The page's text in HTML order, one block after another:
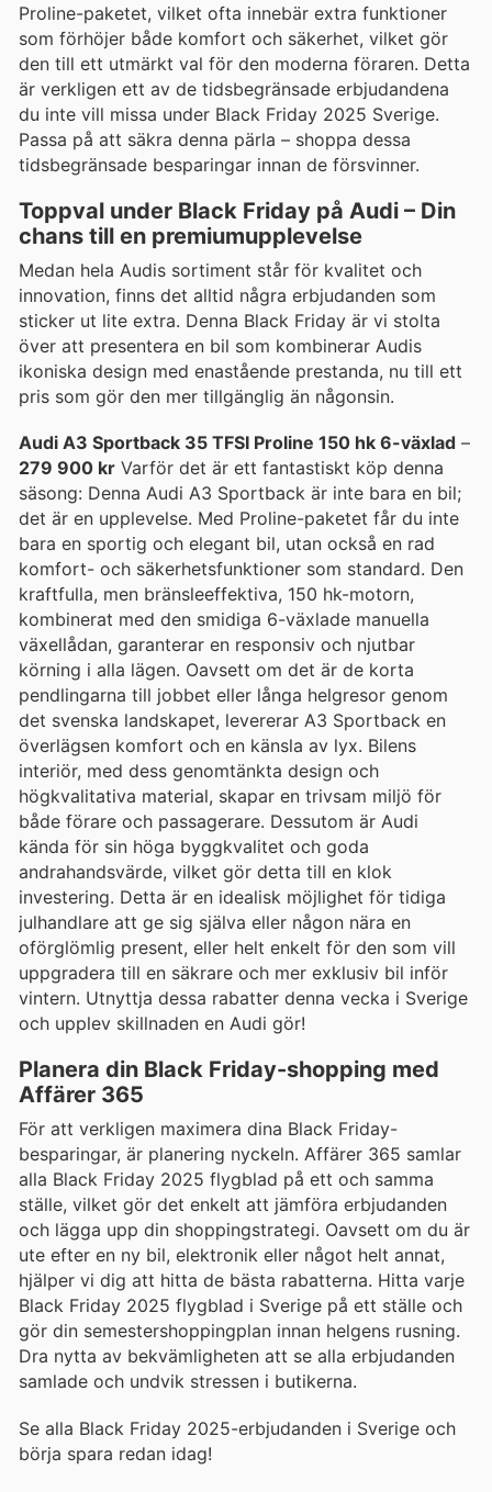
Proline-paketet, vilket ofta innebär extra funktioner
som förhöjer både komfort och säkerhet, vilket gör
den till ett utmärkt val för den moderna föraren. Detta
är verkligen ett av de tidsbegränsade erbjudandena
du inte vill missa under Black Friday 2025 Sverige.
Passa på att säkra denna pärla – shoppa dessa
tidsbegränsade besparingar innan de försvinner.
Toppval under Black Friday på Audi – Din
chans till en premiumupplevelse
Medan hela Audis sortiment står för kvalitet och
innovation, finns det alltid några erbjudanden som
sticker ut lite extra. Denna Black Friday är vi stolta
över att presentera en bil som kombinerar Audis
ikoniska design med enastående prestanda, nu till ett
pris som gör den mer tillgänglig än någonsin.
Audi A3 Sportback 35 TFSI Proline 150 hk 6-växlad –
279 900 kr Varför det är ett fantastiskt köp denna
säsong: Denna Audi A3 Sportback är inte bara en bil;
det är en upplevelse. Med Proline-paketet får du inte
bara en sportig och elegant bil, utan också en rad
komfort- och säkerhetsfunktioner som standard. Den
kraftfulla, men bränsleeffektiva, 150 hk-motorn,
kombinerat med den smidiga 6-växlade manuella
växellådan, garanterar en responsiv och njutbar
körning i alla lägen. Oavsett om det är de korta
pendlingarna till jobbet eller långa helgresor genom
det svenska landskapet, levererar A3 Sportback en
överlägsen komfort och en känsla av lyx. Bilens
interiör, med dess genomtänkta design och
högkvalitativa material, skapar en trivsam miljö för
både förare och passagerare. Dessutom är Audi
kända för sin höga byggkvalitet och goda
andrahandsvärde, vilket gör detta till en klok
investering. Detta är en idealisk möjlighet för tidiga
julhandlare att ge sig själva eller någon nära en
oförglömlig present, eller helt enkelt för den som vill
uppgradera till en säkrare och mer exklusiv bil inför
vintern. Utnyttja dessa rabatter denna vecka i Sverige
och upplev skillnaden en Audi gör!
Planera din Black Friday-shopping med
Affärer 365
För att verkligen maximera dina Black Friday-
besparingar, är planering nyckeln. Affärer 365 samlar
alla Black Friday 2025 flygblad på ett och samma
ställe, vilket gör det enkelt att jämföra erbjudanden
och lägga upp din shoppingstrategi. Oavsett om du är
ute efter en ny bil, elektronik eller något helt annat,
hjälper vi dig att hitta de bästa rabatterna. Hitta varje
Black Friday 2025 flygblad i Sverige på ett ställe och
gör din semestershoppingplan innan helgens rusning.
Dra nytta av bekvämligheten att se alla erbjudanden
samlade och undvik stressen i butikerna.
Se alla Black Friday 2025-erbjudanden i Sverige och
börja spara redan idag!